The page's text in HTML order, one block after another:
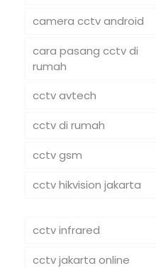
camera cctv android
cara pasang cctv di
rumah
cctv avtech
cctv di rumah
cctv gsm
cctv hikvision jakarta
cctv infrared
cctv jakarta online